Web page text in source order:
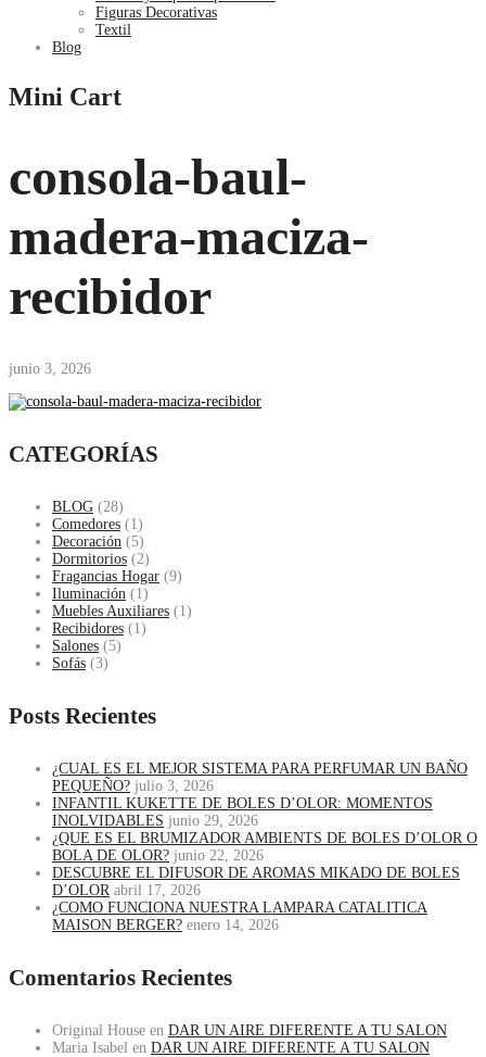
Figuras Decorativas
Textil
Blog
Mini Cart
consola-baul-
madera-maciza-
recibidor
junio 3, 2026
CATEGORÍAS
BLOG (28)
Comedores (1)
Decoración (5)
Dormitorios (2)
Fragancias Hogar (9)
Iluminación (1)
Muebles Auxiliares (1)
Recibidores (1)
Salones (5)
Sofás (3)
Posts Recientes
¿CUAL ES EL MEJOR SISTEMA PARA PERFUMAR UN BAÑO
PEQUEÑO? julio 3, 2026
INFANTIL KUKETTE DE BOLES D’OLOR: MOMENTOS
INOLVIDABLES junio 29, 2026
¿QUE ES EL BRUMIZADOR AMBIENTS DE BOLES D’OLOR O
BOLA DE OLOR? junio 22, 2026
DESCUBRE EL DIFUSOR DE AROMAS MIKADO DE BOLES
D’OLOR abril 17, 2026
¿COMO FUNCIONA NUESTRA LAMPARA CATALITICA
MAISON BERGER? enero 14, 2026
Comentarios Recientes
Original House en DAR UN AIRE DIFERENTE A TU SALON
Maria Isabel en DAR UN AIRE DIFERENTE A TU SALON